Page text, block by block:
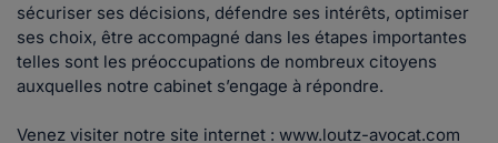
sécuriser ses décisions, défendre ses intérêts, optimiser
ses choix, être accompagné dans les étapes importantes
telles sont les préoccupations de nombreux citoyens
auxquelles notre cabinet s’engage à répondre.
Venez visiter notre site internet : www.loutz-avocat.com